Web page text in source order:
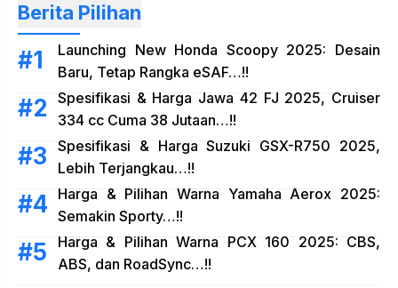
Berita Pilihan
Launching New Honda Scoopy 2025: Desain
Baru, Tetap Rangka eSAF…!!
Spesifikasi & Harga Jawa 42 FJ 2025, Cruiser
334 cc Cuma 38 Jutaan…!!
Spesifikasi & Harga Suzuki GSX-R750 2025,
Lebih Terjangkau…!!
Harga & Pilihan Warna Yamaha Aerox 2025:
Semakin Sporty…!!
Harga & Pilihan Warna PCX 160 2025: CBS,
ABS, dan RoadSync…!!